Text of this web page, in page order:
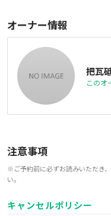
オーナー情報
把瓦
このオ
注意事項
※ご予約前に必ずお読みいただき
い。
キャンセルポリシー